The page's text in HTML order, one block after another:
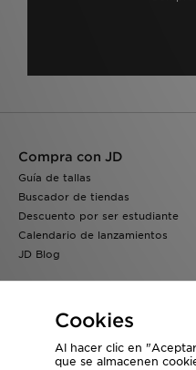
Compra con JD
Guía de tallas
Buscador de tiendas
Descuento por ser estudiante
Calendario de lanzamientos
JD Blog
Cookies
Al hacer clic en
que se almacenen